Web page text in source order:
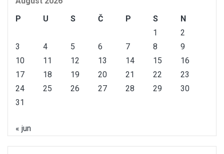
P
U S Č P S
N
1
2
3
4 5 6 7 8
9
10
11 12 13 14 15
16
17
18 19 20 21 22
23
24
25 26 27 28 29
30
31
« jun